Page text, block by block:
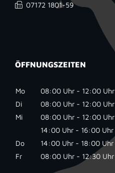
07172 1801-59
ÖFFNUNGSZEITEN
Mo
08:00 Uhr - 12:00 Uhr
Di
08:00 Uhr - 12:00 Uhr
Mi
08:00 Uhr - 12:00 Uhr
14:00 Uhr - 16:00 Uhr
Do
14:00 Uhr - 18:00 Uhr
Fr
08:00 Uhr - 12:30 Uhr